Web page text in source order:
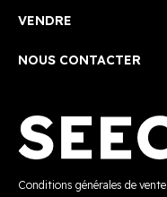
VENDRE
NOUS CONTACTER
Conditions générales de vente